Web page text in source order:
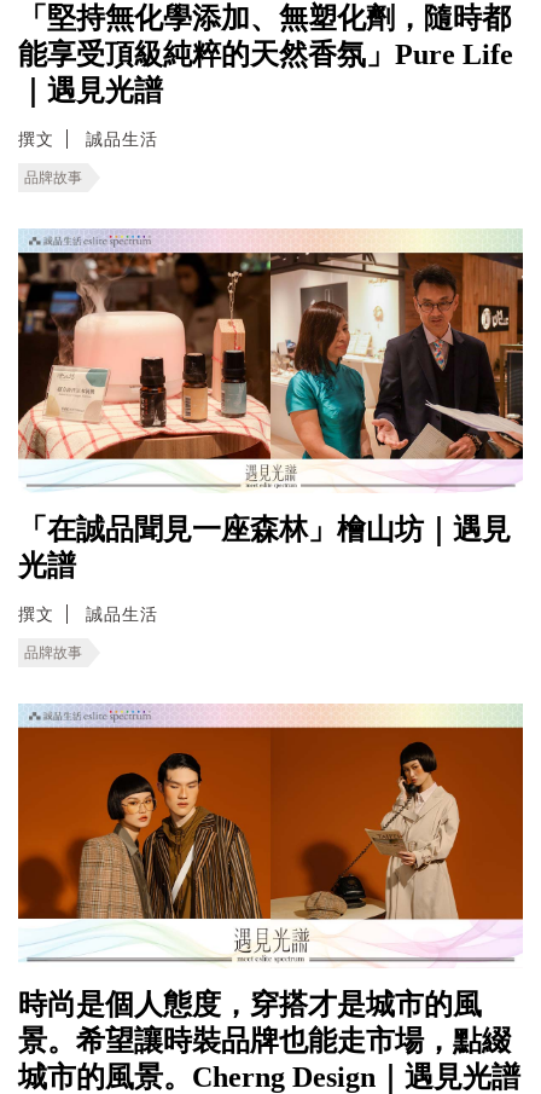
「堅持無化學添加、無塑化劑，隨時都
能享受頂級純粹的天然香氛」Pure Life
｜遇見光譜
撰文 誠品生活
品牌故事
「在誠品聞見一座森林」檜山坊｜遇見
光譜
撰文 誠品生活
品牌故事
時尚是個人態度，穿搭才是城市的風
景。希望讓時裝品牌也能走市場，點綴
城市的風景。Cherng Design｜遇見光譜